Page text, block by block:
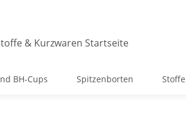
BH-Cups Spitzenborten Stoffe